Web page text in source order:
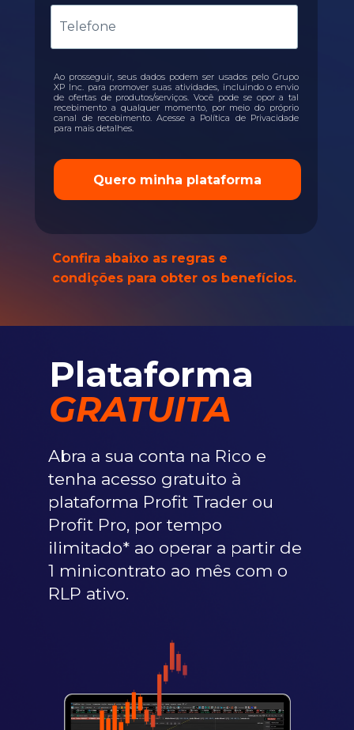
Telefone
Quero minha plataforma
Confira abaixo as regras e
condições para obter os benefícios.
Ao prosseguir, seus dados podem ser usados pelo Grupo
XP Inc. para promover suas atividades, incluindo o envio
de ofertas de produtos/serviços. Você pode se opor a tal
recebimento a qualquer momento, por meio do próprio
canal de recebimento. Acesse a Política de Privacidade
para mais detalhes.
Plataforma
GRATUITA
Abra a sua conta na Rico e
tenha acesso gratuito à
plataforma Profit Trader ou
Profit Pro, por tempo
ilimitado* ao operar a partir de
1 minicontrato ao mês com o
RLP ativo.